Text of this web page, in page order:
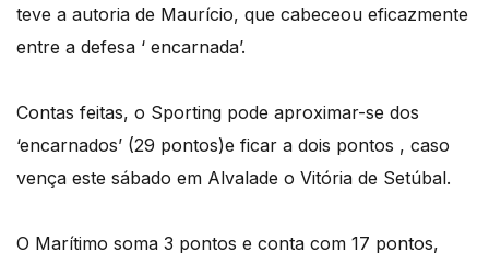
teve a autoria de Maurício, que cabeceou eficazmente
entre a defesa ‘ encarnada’.
Contas feitas, o Sporting pode aproximar-se dos
‘encarnados’ (29 pontos)e ficar a dois pontos , caso
vença este sábado em Alvalade o Vitória de Setúbal.
O Marítimo soma 3 pontos e conta com 17 pontos,